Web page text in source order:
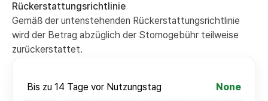
Rückerstattungsrichtlinie
Gemäß der untenstehenden Rückerstattungsrichtlinie
wird der Betrag abzüglich der Stornogebühr teilweise
zurückerstattet.
Bis zu 14 Tage vor Nutzungstag None